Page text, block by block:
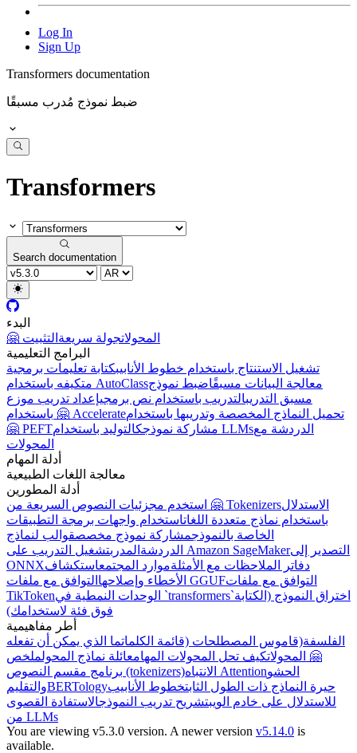
Log In
Sign Up
Transformers documentation
ضبط نموذج مُدرب مسبقًا
Transformers
Search documentation
البدء
🤗 المحولاتجولة سريعة التثبيت
البرامج التعليمية
تشغيل الاستنتاج باستخدام خطوط الأنابيبكتابة تعليمات برمجية
متكيفه باستخدام AutoClass
معالجة البيانات مسبقًاضبط نموذج
مسبق التدريبالتدريب باستخدام نص برمجيإعداد تدريب موزع
باستخدام 🤗 Accelerateتحميل النماذج المخصصة وتدريبها باستخدام
🤗 PEFT
مشاركة نموذجك التوليد باستخدام LLMsالدردشة مع
المحولات
أدلة المهام
معالجة اللغات الطبيعية
أدلة المطورين
استخدم مجزئيات النصوص السريعة من 🤗 Tokenizersالاستدلال
باستخدام نماذج متعددة اللغاتاستخدام واجهات برمجة التطبيقات
الخاصة بالنموذجمشاركة نموذج مخصصقوالب لنماذج
الدردشة المدرب تشغيل التدريب على Amazon SageMakerالتصدير إلى
ONNX
دفاتر الملاحظات مع الأمثلةموارد المجتمعاستكشاف
الأخطاء وإصلاحها التوافق مع ملفات GGUFالتوافق مع ملفات
TikToken
الوحدات النمطية في `transformers`اختراق النموذج (الكتابة
فوق فئة لاستخدامك)
أطر مفاهيمية
الفلسفة(قاموس المصطلحات (قائمة الكلماتما الذي يمكن أن تفعله
🤗 المحولاتكيف تحل المحولات المهامعائلة نماذج المحولملخص
برنامج مقسم النصوص (tokenizers)
الانتباه Attentionالحشو
والتقليمBERTology حيرة النماذج ذات الطول الثابتخطوط الأنابيب
للاستدلال على خادم الويبتشريح تدريب النموذجالاستفادة القصوى
من LLMs
You are viewing v5.3.0 version. A newer version v5.14.0 is
available.